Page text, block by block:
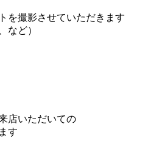
を撮影させていただきます
など）
店いただいての
す